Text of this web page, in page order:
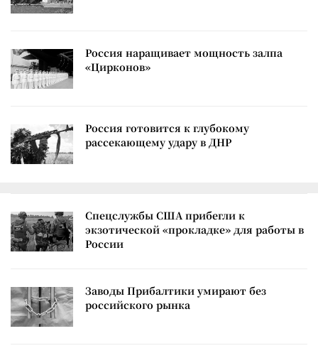
Россия наращивает мощность залпа
«Цирконов»
Россия готовится к глубокому
рассекающему удару в ДНР
Спецслужбы США прибегли к
экзотической «прокладке» для работы в
России
Заводы Прибалтики умирают без
российского рынка